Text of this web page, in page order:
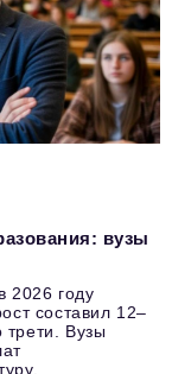
вузы
2026 году
составил 12–
Вузы